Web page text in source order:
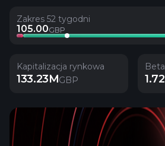
Zakres 52 tygodni
105.00GBP
Kapitalizacja rynkowa
133.23MGBP
Beta
1.72